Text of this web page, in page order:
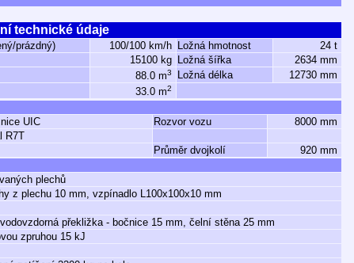
technické údaje
prázdný) 100/100 km/h Ložná hmotnost
24 t
15100 kg Ložná šířka
2634 mm
88.0 m3 Ložná délka
12730 mm
33.0 m2
UIC Rozvor vozu
8000 mm
R7T
Průměr dvojkolí
920 mm
plechů
z plechu 10 mm, vzpínadlo L100x100x10 mm
překližka - bočnice 15 mm, čelní stěna 25 mm
zpruhou 15 kJ